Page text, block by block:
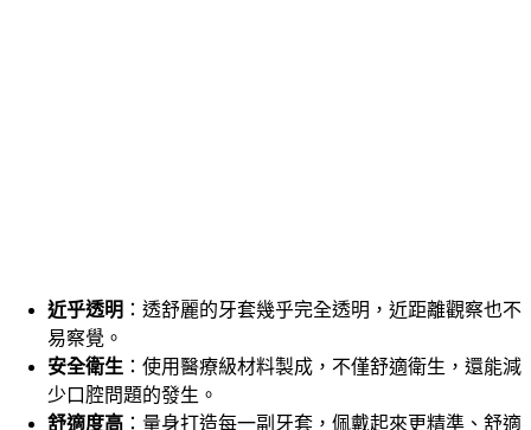
近乎透明 ：透舒麗的牙套幾乎完全透明，近距離觀察也不
易察覺。
安全衛生 ：使用醫療級材料製成，不僅舒適衛生，還能減
少口腔問題的發生。
舒適度高 ：量身打造每一副牙套，佩戴起來更精準、舒適